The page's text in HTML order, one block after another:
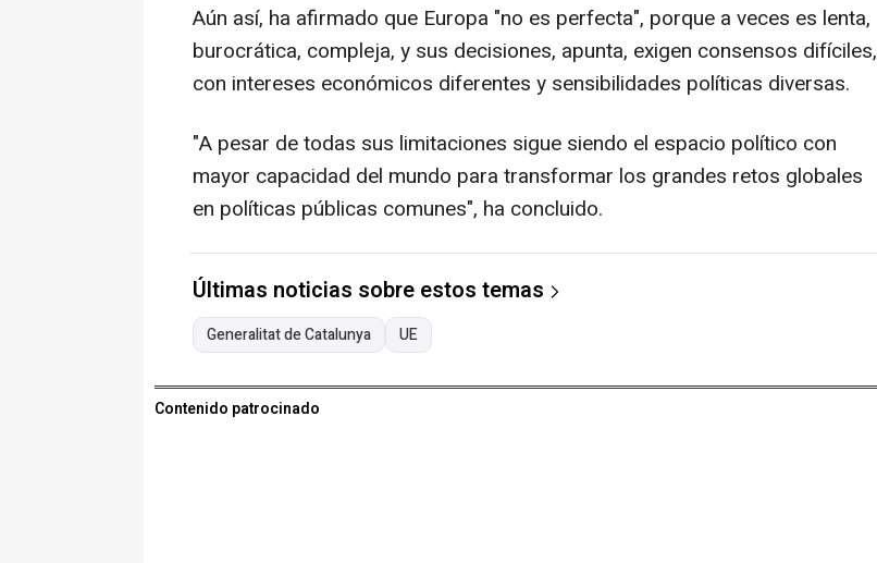
Aún así, ha afirmado que Europa "no es perfecta", porque a veces es lenta,
burocrática, compleja, y sus decisiones, apunta, exigen consensos difíciles,
con intereses económicos diferentes y sensibilidades políticas diversas.
"A pesar de todas sus limitaciones sigue siendo el espacio político con
mayor capacidad del mundo para transformar los grandes retos globales
en políticas públicas comunes", ha concluido.
Últimas noticias sobre estos temas
Generalitat de Catalunya UE
Contenido patrocinado